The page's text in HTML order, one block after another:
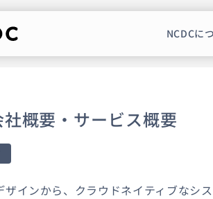
NCDCに
概要・サービス概要
ザインから、クラウドネイティブなシ